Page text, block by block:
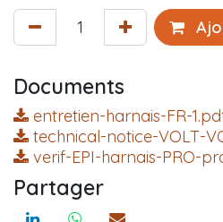
Documents
entretien-harnais-FR-
technical-notice-VOLT-
verif-EPI-harnais-PRO-
Partager